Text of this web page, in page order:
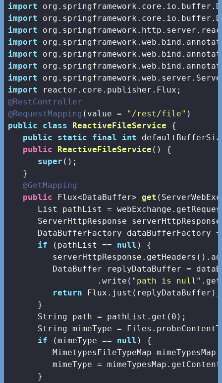
import
import
import
import
import
import
import
import
@RestController
@RequestMapping (value = "/rest/file"
public
class ReactiveFileService
{
public
static final int
public
ReactiveFileService ()
{
super ();
   }
@GetMapping
public Flux<DataBuffer> get
      List
pathList =
ServerHttpResponse
DataBufferFactory dataBufferFactory
if (pathList == null ) {
DataBuffer replyDataBuffer =
                  .write(
"path is null"
return Flux.just(replyDataBuffer);
      }
      String path = pathList.get(
0 );
String mimeType =
if (mimeType == null ) {
MimetypesFileTypeMap
mimeType =
      }